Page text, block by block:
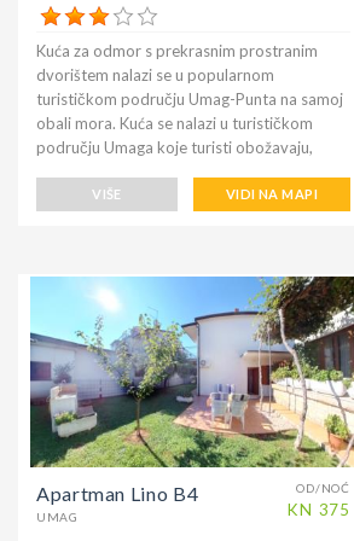
Kuća za odmor s prekrasnim prostranim
dvorištem nalazi se u popularnom
turističkom području Umag-Punta na samoj
obali mora. Kuća se nalazi u turističkom
području Umaga koje turisti obožavaju,
bujnom mediteranskom vegetacijom
kupališta je lako doći pješice za nekoliko
minuta. Mjesto je mirno, sunčano okruženo
zelenilom, ali i dalje centralno. Teniski tereni
na kojima se već godinama održava poznati
umaški ATP Open Croatia teniski turnir na
800 m. Kuća nudi prekrasno ograđeno i
njegovano dorište, mali maslinik i dva
apartmana za iznajmljivanje.
VIŠE VIDI NA MAPI
OD/NOĆ
KN 375
Apartman Lino B4
UMAG